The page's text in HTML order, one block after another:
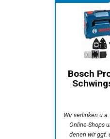
Bosch
Wir verlinken
Online-Shops
denen wir ggf.